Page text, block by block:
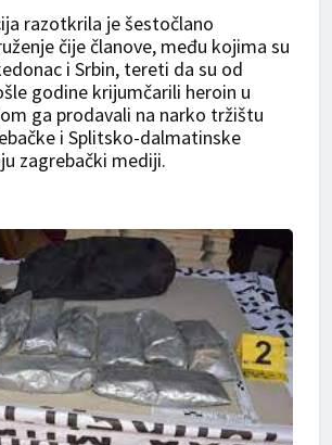
razotkrila je šestočlano
čije članove, među kojima su
i Srbin, tereti da su od
godine krijumčarili heroin u
ga prodavali na narko tržištu
i Splitsko-dalmatinske
zagrebački mediji.